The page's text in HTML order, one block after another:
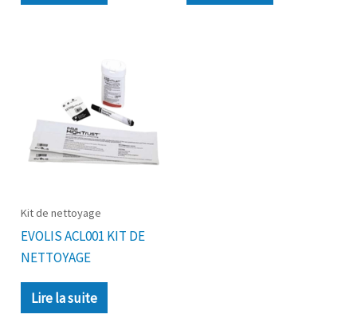
Kit de nettoyage
EVOLIS ACL001 KIT DE
NETTOYAGE
Lire la suite